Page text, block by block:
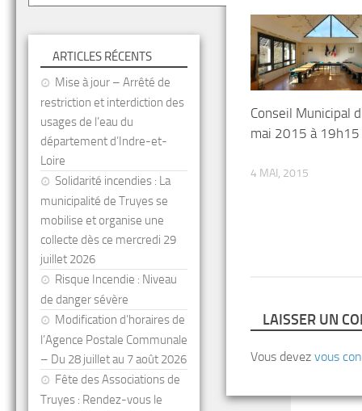
Conseil Municipal
mai 2015 à 19h15
4 MAI, 2015
LAISSER UN
Vous devez vous
ARTICLES RÉCENTS
Mise à jour – Arrêté de
restriction et interdiction des
usages de l’eau du
département d’Indre-et-
Loire
Solidarité incendies : La
municipalité de Truyes se
mobilise et organise une
collecte dès ce mercredi 29
juillet 2026
Risque Incendie : Niveau
de danger sévère
Modification d’horaires de
l’Agence Postale Communale
– Du 28 juillet au 7 août 2026
Fête des Associations de
Truyes : Rendez-vous le